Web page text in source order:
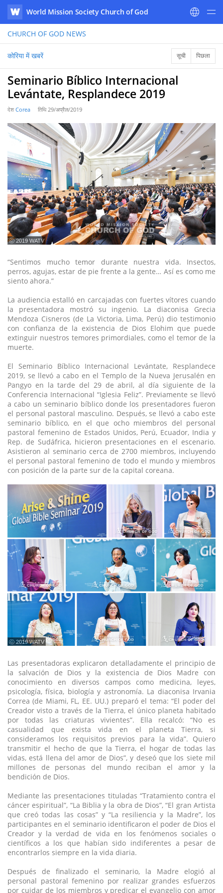
WATV
World Mission Society Church of God
CHURCH OF GOD NEWS
कोरिया में खबरें सूची पिछला
Seminario Bíblico Internacional
Levántate, Resplandece 2019
देश Corea तिथि29/अप्रैल/2019
ⓒ 2019 WATV
“Sentimos mucho temor durante nuestra vida. Insectos,
perros, agujas, estar de pie frente a la gente… Así es como me
siento ahora.”
La audiencia estalló en carcajadas con fuertes vítores cuando
la presentadora mostró su ingenio. La diaconisa Grecia
Mendoza Cisneros (de La Victoria, Lima, Perú) dio testimonio
con confianza de la existencia de Dios Elohim que puede
extinguir nuestros temores primordiales, como el temor de la
muerte.
El Seminario Bíblico Internacional Levántate, Resplandece
2019, se llevó a cabo en el Templo de la Nueva Jerusalén en
Pangyo en la tarde del 29 de abril, al día siguiente de la
Conferencia Internacional “Iglesia Feliz”. Previamente se llevó
a cabo un seminario bíblico donde los presentadores fueron
el personal pastoral masculino. Después, se llevó a cabo este
seminario bíblico, en el que ocho miembros del personal
pastoral femenino de Estados Unidos, Perú, Ecuador, India y
Rep. de Sudáfrica, hicieron presentaciones en el escenario.
Asistieron al seminario cerca de 2700 miembros, incluyendo
el personal pastoral femenino de todo el mundo y miembros
con posición de la parte sur de la capital coreana.
ⓒ 2019 WATV
Las presentadoras explicaron detalladamente el principio de
la salvación de Dios y la existencia de Dios Madre con
conocimiento en diversos campos como medicina, leyes,
psicología, física, biología y astronomía. La diaconisa Irvania
Correa (de Miami, FL, EE. UU.) preparó el tema: “El poder del
Creador visto a través de la Tierra, el único planeta habitado
por todas las criaturas vivientes”. Ella recalcó: “No es
casualidad que exista vida en el planeta Tierra, si
consideramos los requisitos previos para la vida”. Quiero
transmitir el hecho de que la Tierra, el hogar de todas las
vidas, está llena del amor de Dios”, y deseó que los siete mil
millones de personas del mundo reciban el amor y la
bendición de Dios.
Mediante las presentaciones tituladas “Tratamiento contra el
cáncer espiritual”, “La Biblia y la obra de Dios”, “El gran Artista
que creó todas las cosas” y “La resiliencia y la Madre”, los
participantes en el seminario identificaron el poder de Dios el
Creador y la verdad de vida en los fenómenos sociales o
científicos a los que habían sido indiferentes a pesar de
encontrarlos siempre en la vida diaria.
Después de finalizado el seminario, la Madre elogió al
personal pastoral femenino por realizar grandes esfuerzos
por cuidar de los miembros y predicar el evangelio con amor